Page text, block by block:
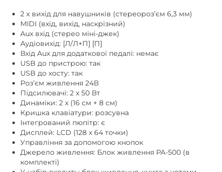
Aux вхід (стерео міні-джек)
Аудіовихід: [Л/Л+П] [П]
Вхід Aux для додаткової педалі: немає
USB до пристрою: так
USB до хосту: так
Роз’єм живлення 24В
Підсилювачі: 2 х 50 Вт
Динаміки: 2 x (16 см + 8 см)
Кришка клавіатури: розсувна
Інтегрований пюпітр: є
Дисплей: LCD (128 x 64 точки)
Управління за допомогою кнопок
Джерело живлення: Блок живлення PA-500 (в
комплекті)
У набір входить: блок живлення, книга з нотами
Розміри (Ш x В x Г): 1461 x 927 x 459 мм
Вага: 60 ​​кг